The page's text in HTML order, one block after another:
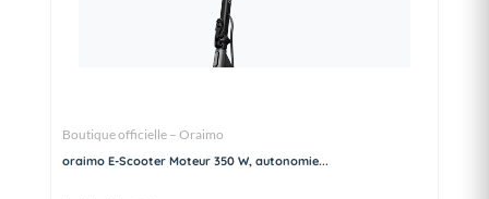
Boutique officielle – Oraimo
oraimo E-Scooter Moteur 350 W, autonomie...